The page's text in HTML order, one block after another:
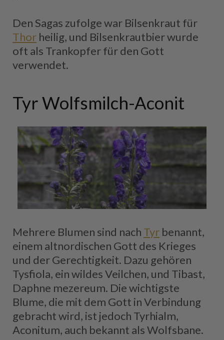
Den Sagas zufolge war Bilsenkraut für
Thor heilig, und Bilsenkrautbier wurde
oft als Trankopfer für den Gott
verwendet.
Tyr Wolfsmilch-Aconit
Mehrere Blumen sind nach Tyr benannt,
einem altnordischen Gott des Krieges
und der Gerechtigkeit. Dazu gehören
Tysfiola, ein wildes Veilchen, und Tibast,
Daphne mezereum. Die wichtigste
Blume, die mit dem Gott in Verbindung
gebracht wird, ist jedoch Tyrhialm,
Aconitum, auch bekannt als Wolfsbane.